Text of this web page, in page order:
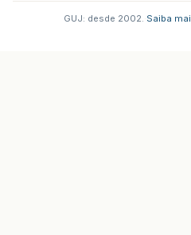
GUJ: desde 2002. Saiba